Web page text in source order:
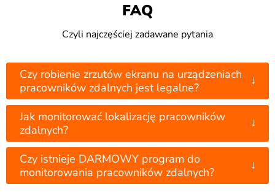
FAQ
Czyli najczęściej zadawane pytania
Czy robienie zrzutów ekranu na urządzeniach
pracowników zdalnych jest legalne?
↓
Jak monitorować lokalizację pracowników
zdalnych?
↓
Czy istnieje DARMOWY program do
monitorowania pracowników zdalnych?
↓